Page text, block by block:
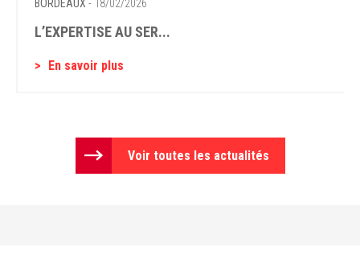
BORDEAUX - 18/02/2026
L’EXPERTISE AU SER...
En savoir plus
Voir toutes les actualités